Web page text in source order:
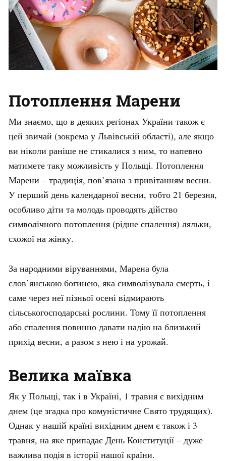
Потоплення Марени
Ми знаємо, що в деяких регіонах України також є
цей звичай (зокрема у Львівській області), але якщо
ви ніколи раніше не стикалися з ним, то напевно
матимете таку можливість у Польщі. Потоплення
Марени – традиція, пов’язана з привітанням весни.
У перший день календарної весни, тобто 21 березня,
особливо діти та молодь проводять дійство
символічного потоплення (рідше спалення) ляльки,
схожої на жінку.
За народними віруваннями, Марена була
слов’янською богинею, яка символізувала смерть, і
саме через неї пізньої осені відмирають
сільськогосподарські рослини. Тому її потоплення
або спалення повинно давати надію на близький
прихід весни, а разом з нею і на урожай.
Велика маївка
Як у Польщі, так і в Україні, 1 травня є вихідним
днем (це згадка про комуністичне Свято трудящих).
Однак у нашій країні вихідним днем є також і 3
травня, на яке припадає День Конституції – дуже
важлива подія в історії нашої країни.